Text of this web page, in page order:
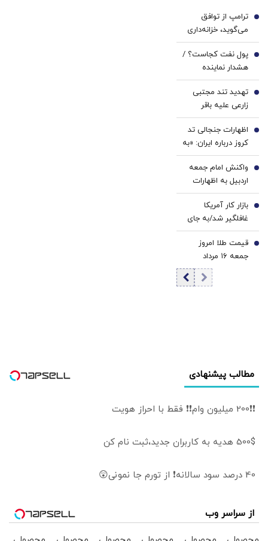
سفید
کننده
خانگی
دندان!
خرید40%تخفیف
ترامپ از توافق
می‌گوید، خزانه‌داری
آمریکا ایران را تحریم
می‌کند
1
پول نفت کجاست؟ /
هشدار نماینده
مجلس درباره
استیضاح وزیر نفت
2
تهدید تند مجتبی
زارعی علیه باقر
خرازی:حاضرم با وضو
شلاقت را اجرا کنم
3
اظهارات جنجالی تد
کروز درباره ایران: «به
معترضان اسلحه
بدهید»
4
واکنش امام جمعه
اردبیل به اظهارات
محمدباقر خرازی/ چرا
برخورد نمی‌شود؟
5
بازار کار آمریکا
غافلگیر شد/به جای
ایجاد شغل، ۲۳ هزار
شغل حذف شد
6
قیمت طلا امروز
جمعه ۱۶ مرداد
۱۴۰۵/ افزایش قیمت
7
مطالب پیشنهادی
❗❗200 میلیون وام❗❗ فقط با احراز هویت
500$ هدیه به کاربران جدید،ثبت نام کن
40 درصد سود سالانه❗ از تورم جا نمونی😲
از سراسر وب